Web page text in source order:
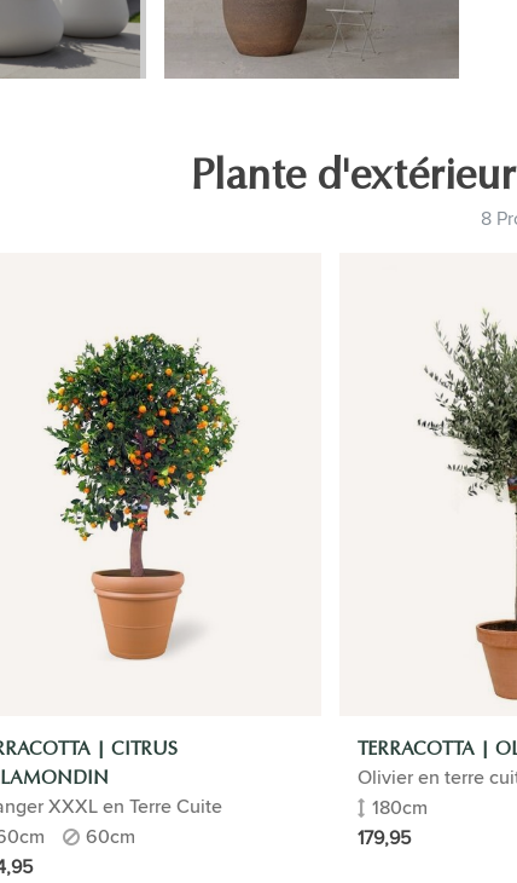
Plante
8
| CITRUS
XXXL en Terre Cuite
60cm
TERRACOTTA |
Olivier en terre
180cm
179,95